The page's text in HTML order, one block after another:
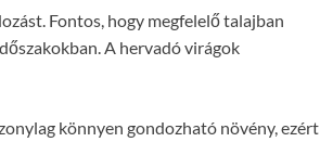
Fontos, hogy megfelelő talajban
A hervadó virágok
könnyen gondozható növény, ezért